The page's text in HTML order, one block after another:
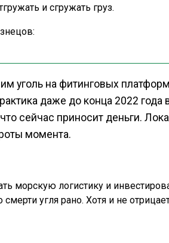
и сгружать груз.
уголь на фитинговых
даже до конца 2022
сейчас приносит деньги.
момента.
морскую логистику и
угля рано. Хотя и не